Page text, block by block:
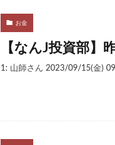
お金
【なんJ投資部】
1: 山師さん 2023/09/15(金)